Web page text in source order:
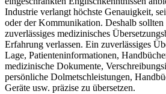
Industrie verlangt höchste Genauigkeit,
oder der Kommunikation. Deshalb sollten
zuverlässiges medizinisches
Erfahrung verlassen. Ein zuverlässiges
Lage, Patienteninformationen,
medizinische Dokumente,
persönliche Dolmetschleistungen,
Geräte usw. präzise zu übersetzen.